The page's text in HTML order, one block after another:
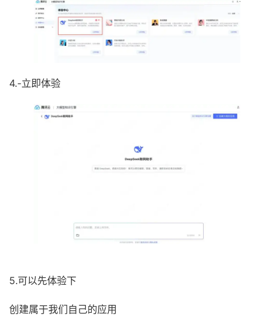
4.-立即体验
5.可以先体验下
创建属于我们自己的应用